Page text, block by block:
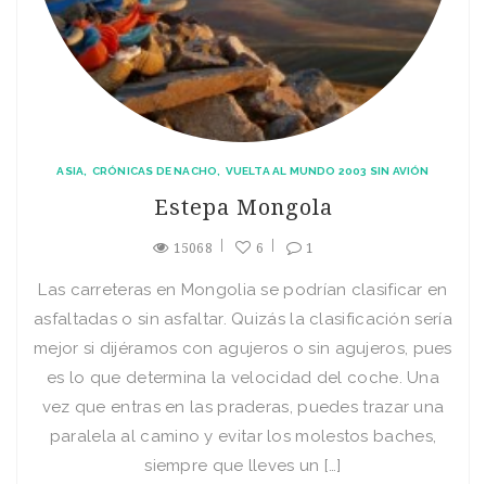
ASIA CRÓNICAS DE NACHO VUELTA AL MUNDO 2003 SIN AVIÓN
Estepa Mongola
15068 6 1
Las carreteras en Mongolia se podrí­an clasificar en
asfaltadas o sin asfaltar. Quizás la clasificación serí­a
mejor si dijéramos con agujeros o sin agujeros, pues
es lo que determina la velocidad del coche. Una
vez que entras en las praderas, puedes trazar una
paralela al camino y evitar los molestos baches,
siempre que lleves un […]